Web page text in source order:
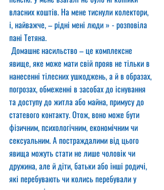
власних коштів. На мене тиснули колектори,
і, найважче, – рідні мені люди » - розповіла
пані Тетяна.
Домашнє насильство – це комплексне
явище, яке може мати свій прояв не тільки в
нанесенні тілесних ушкоджень, а й в образах,
погрозах, обмеженні в засобах до існування
та доступу до житла або майна, примусу до
статевого контакту. Отож, воно може бути
фізичним, психологічним, економічним чи
сексуальним. А постраждалими від цього
явища можуть стати не лише чоловік чи
дружина, але й діти, батьки або інші родичі,
які перебувають чи колись перебували у